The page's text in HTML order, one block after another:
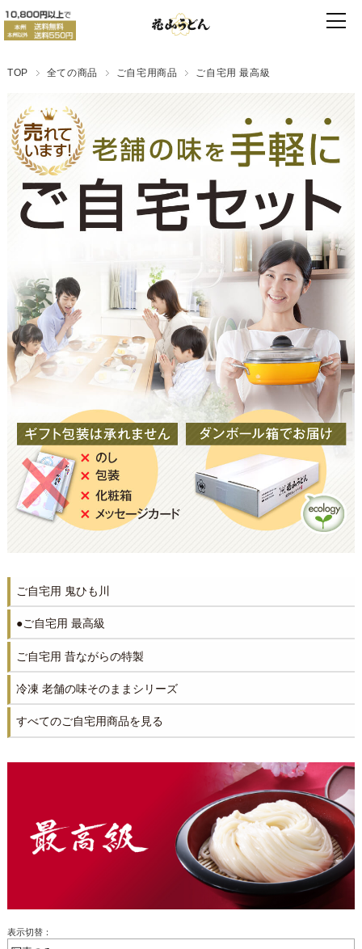
TOP 全ての商品 ご自宅用商品 ご自宅用 最高級
ご自宅用 鬼ひも川
●ご自宅用 最高級
ご自宅用 昔ながらの特製
冷凍 老舗の味そのままシリーズ
すべてのご自宅用商品を見る
表示切替：